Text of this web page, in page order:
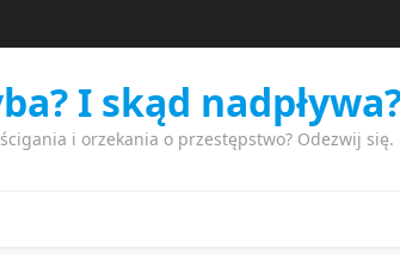
I skąd
i orzekania o przestępstwo? Odezwij